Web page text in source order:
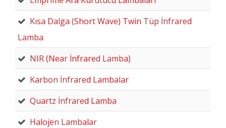
Kısa Dalga (Short Wave) Twin Tüp İnfrared
Lamba
NIR (Near İnfrared Lamba)
Karbon İnfrared Lambalar
Quartz İnfrared Lamba
Halojen Lambalar